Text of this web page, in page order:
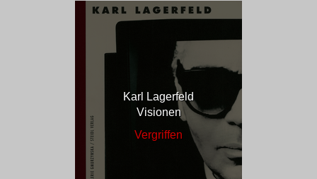
Karl Lagerfeld
Visionen
Vergriffen